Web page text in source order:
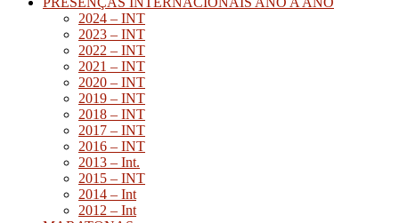
2024 – INT
2023 – INT
2022 – INT
2021 – INT
2020 – INT
2019 – INT
2018 – INT
2017 – INT
2016 – INT
2013 – Int.
2015 – INT
2014 – Int
2012 – Int